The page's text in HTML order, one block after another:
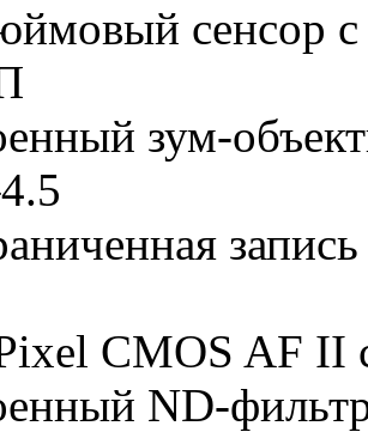
сенсор
зум-
CMOS AF II
ND-